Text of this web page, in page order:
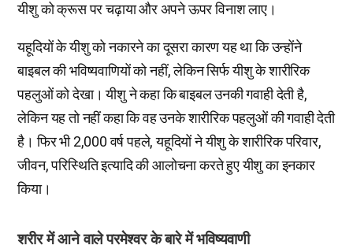
यीशु को क्रूस पर चढ़ाया और अपने ऊपर विनाश लाए।
यहूदियों के यीशु को नकारने का दूसरा कारण यह था कि उन्होंने
बाइबल की भविष्यवाणियों को नहीं, लेकिन सिर्फ यीशु के शारीरिक
पहलुओं को देखा। यीशु ने कहा कि बाइबल उनकी गवाही देती है,
लेकिन यह तो नहीं कहा कि वह उनके शारीरिक पहलुओं की गवाही देती
है। फिर भी 2,000 वर्ष पहले, यहूदियों ने यीशु के शारीरिक परिवार,
जीवन, परिस्थिति इत्यादि की आलोचना करते हुए यीशु का इनकार
किया।
शरीर में आने वाले परमेश्वर के बारे में भविष्यवाणी